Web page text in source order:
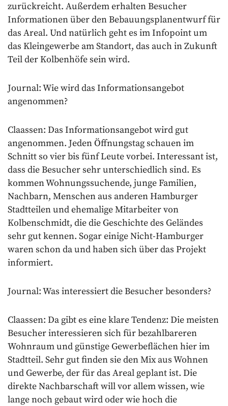
zurückreicht. Außerdem erhalten Besucher
Informationen über den Bebauungsplanentwurf für
das Areal. Und natürlich geht es im Infopoint um
das Kleingewerbe am Standort, das auch in Zukunft
Teil der Kolbenhöfe sein wird.
Journal: Wie wird das Informationsangebot
angenommen?
Claassen: Das Informationsangebot wird gut
angenommen. Jeden Öffnungstag schauen im
Schnitt so vier bis fünf Leute vorbei. Interessant ist,
dass die Besucher sehr unterschiedlich sind. Es
kommen Wohnungssuchende, junge Familien,
Nachbarn, Menschen aus anderen Hamburger
Stadtteilen und ehemalige Mitarbeiter von
Kolbenschmidt, die die Geschichte des Geländes
sehr gut kennen. Sogar einige Nicht-Hamburger
waren schon da und haben sich über das Projekt
informiert.
Journal: Was interessiert die Besucher besonders?
Claassen: Da gibt es eine klare Tendenz: Die meisten
Besucher interessieren sich für bezahlbareren
Wohnraum und günstige Gewerbeflächen hier im
Stadtteil. Sehr gut finden sie den Mix aus Wohnen
und Gewerbe, der für das Areal geplant ist. Die
direkte Nachbarschaft will vor allem wissen, wie
lange noch gebaut wird oder wie hoch die